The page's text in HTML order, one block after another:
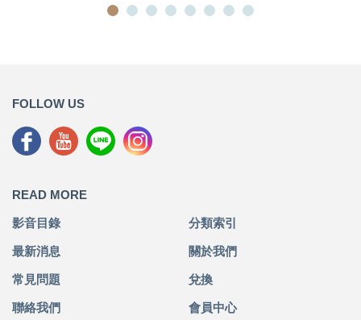
FOLLOW US
READ MORE
影音目錄 分類索引
最新消息 關於我們
常見問題 兌換
聯絡我們 會員中心